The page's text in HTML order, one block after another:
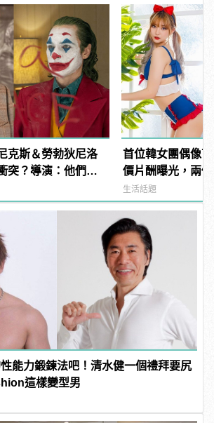
克斯＆勞勃狄尼洛
突？導演：他們在
首位韓女團偶像
價片酬曝光，兩
生活話題
能力鍛鍊法吧！清水健一個禮拜要尻
這樣變型男